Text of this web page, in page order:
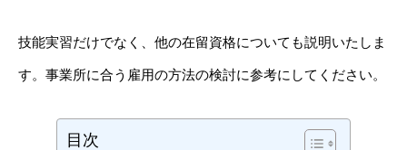
技能実習だけでなく、他の在留資格についても説明いたしま
す。事業所に合う雇用の方法の検討に参考にしてください。
目次